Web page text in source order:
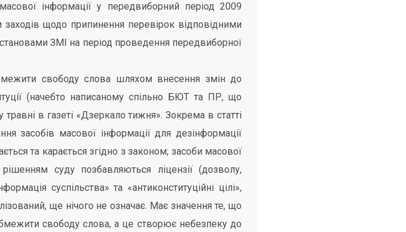
інформації у передвиборний період 2009
щодо припинення перевірок відповідними
ЗМІ на період проведення передвиборної
свободу слова шляхом внесення змін до
(начебто написаному спільно БЮТ та ПР, що
в газеті «Дзеркало тижня». Зокрема в статті
засобів масової інформації для дезінформації
та карається згідно з законом; засоби масової
суду позбавляються ліцензії (дозволу,
суспільства» та «антиконституційні цілі»,
ще нічого не означає. Має значення те, що
свободу слова, а це створює небезпеку до